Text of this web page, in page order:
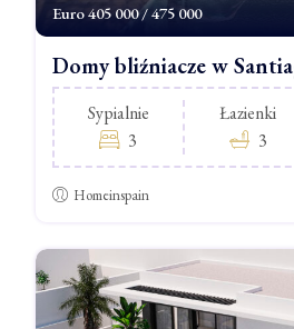
Euro405 000 / 475 000
Domy bliźniacze w
Sypialnie
3
Łazienki
3
Homeinspain